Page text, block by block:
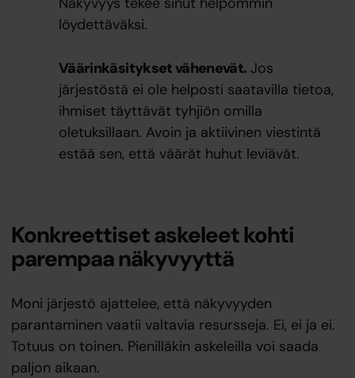
löydettäväksi.
Väärinkäsitykset vähenevät. Jos
järjestöstä ei ole helposti saatavilla tietoa,
ihmiset täyttävät tyhjiön omilla
oletuksillaan. Avoin ja aktiivinen viestintä
estää sen, että väärät huhut leviävät.
Konkreettiset askeleet kohti
parempaa näkyvyyttä
Moni järjestö ajattelee, että näkyvyyden
parantaminen vaatii valtavia resursseja. Ei, ei ja ei.
Totuus on toinen. Pienilläkin askeleilla voi saada
paljon aikaan.